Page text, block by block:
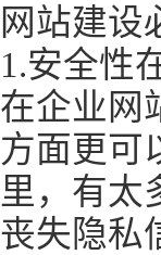
网站建设
1.安全性
在企业网
方面更可
里，有太
丧失隐私